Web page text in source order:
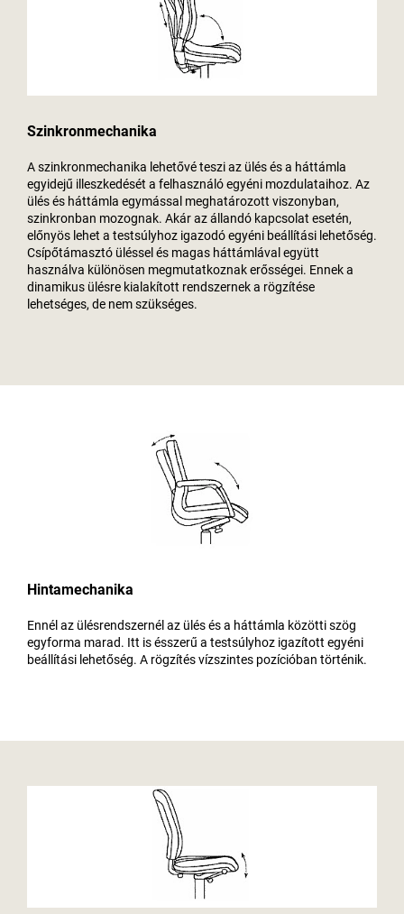
Szinkronmechanika
A szinkronmechanika lehetővé teszi az ülés és a háttámla
egyidejű illeszkedését a felhasználó egyéni mozdulataihoz. Az
ülés és háttámla egymással meghatározott viszonyban,
szinkronban mozognak. Akár az állandó kapcsolat esetén,
előnyös lehet a testsúlyhoz igazodó egyéni beállítási lehetőség.
Csípőtámasztó üléssel és magas háttámlával együtt
használva különösen megmutatkoznak erősségei. Ennek a
dinamikus ülésre kialakított rendszernek a rögzítése
lehetséges, de nem szükséges.
Hintamechanika
Ennél az ülésrendszernél az ülés és a háttámla közötti szög
egyforma marad. Itt is ésszerű a testsúlyhoz igazított egyéni
beállítási lehetőség. A rögzítés vízszintes pozícióban történik.